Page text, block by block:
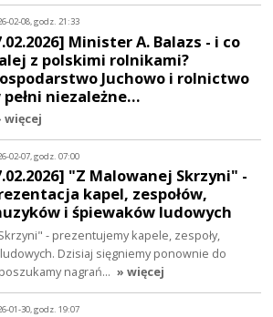
02-08, godz. 21:33
Minister A. Balazs - i co
z polskimi rolnikami?
Juchowo i rolnictwo
pełni niezależne…
więcej
02-07, godz. 07:00
"Z Malowanej Skrzyni" -
kapel, zespołów,
i śpiewaków ludowych
- prezentujemy kapele, zespoły,
Dzisiaj sięgniemy ponownie do
nagrań… » więcej
01-30, godz. 19:07